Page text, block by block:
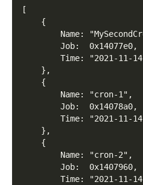
[
    {
Name:
        Job:  0x14077e0,
Time: "2021-11-
    },
    {
        Name: "cron-1",
        Job:  0x14078a0,
Time: "2021-11-
    },
    {
        Name: "cron-2",
        Job:  0x1407960,
Time: "2021-11-